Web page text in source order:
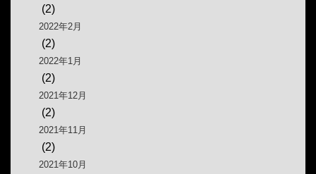
(2)
2022年2月
(2)
2022年1月
(2)
2021年12月
(2)
2021年11月
(2)
2021年10月